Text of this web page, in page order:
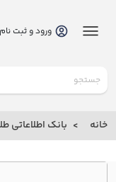
بانک
بانک
اطلاعاتی
ورود و ثبت نام
خانه بانک اطلاعاتی